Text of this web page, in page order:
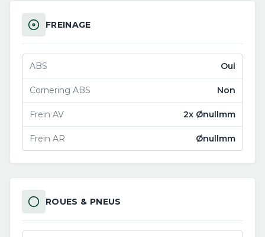
FREINAGE
ABS Oui
Cornering ABS Non
Frein AV 2x Ønullmm
Frein AR Ønullmm
ROUES & PNEUS